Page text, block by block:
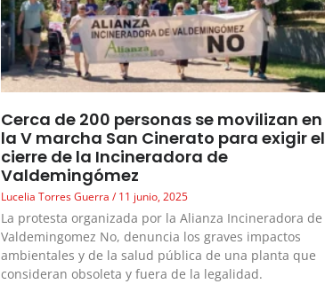
Cerca de 200 personas se movilizan en
la V marcha San Cinerato para exigir el
cierre de la Incineradora de
Valdemingómez
Lucelia Torres Guerra 11 junio, 2025
La protesta organizada por la Alianza Incineradora de
Valdemingomez No, denuncia los graves impactos
ambientales y de la salud pública de una planta que
consideran obsoleta y fuera de la legalidad.